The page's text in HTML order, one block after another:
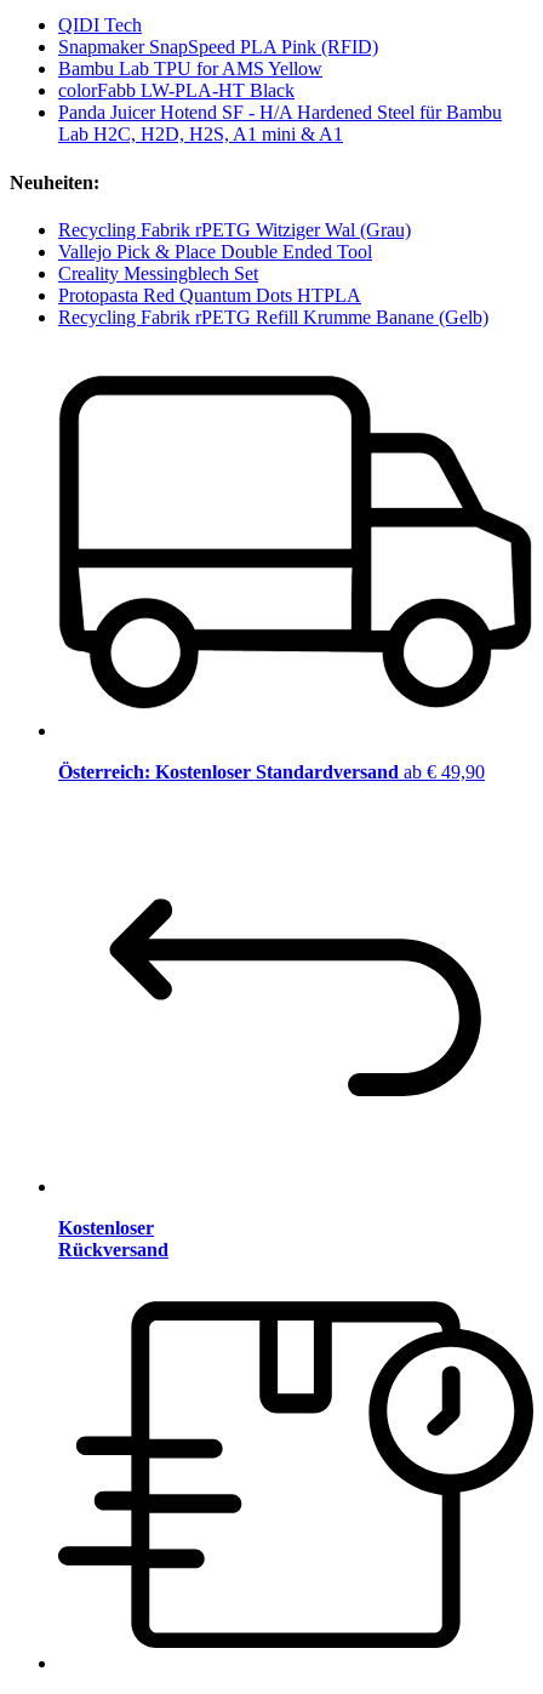
QIDI Tech
Snapmaker SnapSpeed PLA Pink (RFID)
Bambu Lab TPU for AMS Yellow
colorFabb LW-PLA-HT Black
Panda Juicer Hotend SF - H/A Hardened Steel für Bambu
Lab H2C, H2D, H2S, A1 mini & A1
Neuheiten:
Recycling Fabrik rPETG Witziger Wal (Grau)
Vallejo Pick & Place Double Ended Tool
Creality Messingblech Set
Protopasta Red Quantum Dots HTPLA
Recycling Fabrik rPETG Refill Krumme Banane (Gelb)
Österreich: Kostenloser Standardversand ab € 49,90
Kostenloser
Rückversand